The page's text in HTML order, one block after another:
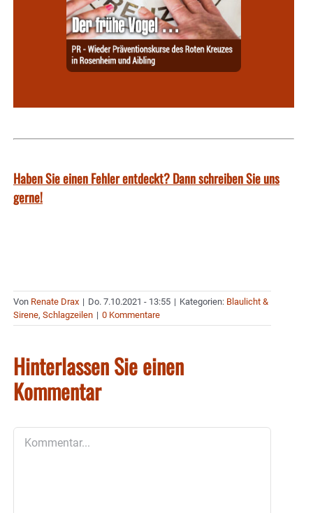
Haben Sie einen Fehler entdeckt? Dann schreiben Sie uns
gerne!
Von Renate Drax | Do. 7.10.2021 - 13:55 | Kategorien: Blaulicht &
Sirene, Schlagzeilen | 0 Kommentare
Hinterlassen Sie einen
Kommentar